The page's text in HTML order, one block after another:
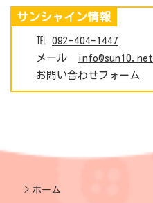
サンシャイン情報
℡ 092-404-1447
メール
info@sun10.net
お問い合わせフォーム
ホーム